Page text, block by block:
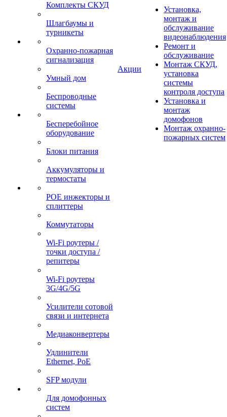
Комплекты СКУД
Шлагбаумы и
турникеты
Охранно-пожарная
сигнализация
Умный дом
Беспроводные
системы
Бесперебойное
оборудование
Блоки питания
Аккумуляторы и
термостаты
POE инжекторы и
сплиттеры
Коммутаторы
Wi-Fi роутеры /
точки доступа /
репитеры
Wi-Fi роутеры
3G/4G/5G
Усилители сотовой
связи и интернета
Медиаконвертеры
Удлинители
Ethernet, PoE
SFP модули
Для домофонных
систем
Акции
Установка,
монтаж и
обслуживание
видеонаблюдения
Ремонт и
обслуживание
Монтаж СКУД,
установка
системы
контроля доступа
Установка и
монтаж
домофонов
Монтаж охранно-
пожарных систем